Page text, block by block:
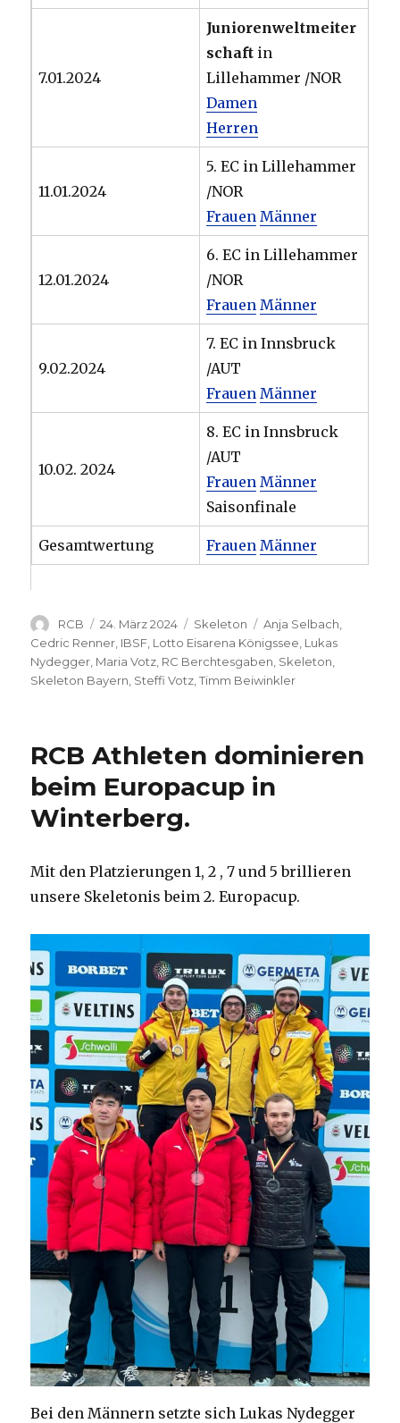
7.01.2024
Juniorenweltmeiter
schaft in
Lillehammer /NOR
Damen
Herren
11.01.2024
5. EC in Lillehammer
/NOR
Frauen Männer
12.01.2024
6. EC in Lillehammer
/NOR
Frauen Männer
9.02.2024
7. EC in Innsbruck
/AUT
Frauen Männer
10.02. 2024
8. EC in Innsbruck
/AUT
Frauen Männer
Saisonfinale
Gesamtwertung Frauen Männer
Autor
RCB
Veröffentlicht
am
24. März 2024 Kategorien
Skeleton Schlagwörter
Anja Selbach
Cedric Renner, IBSF, Lotto Eisarena Königssee, Lukas
Nydegger, Maria Votz, RC Berchtesgaben, Skeleton,
Skeleton Bayern, Steffi Votz,Timm Beiwinkler
RCB Athleten dominieren
beim Europacup in
Winterberg.
Mit den Platzierungen 1, 2 , 7 und 5 brillieren
unsere Skeletonis beim 2. Europacup.
Bei den Männern setzte sich Lukas Nydegger